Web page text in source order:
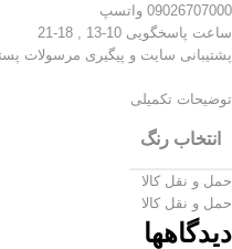
09026707000 واتسپ
ساعت پاسخگویی 10-13 , 18-21
پشتیبانی سایت و پیگیری مرسولات
توضیحات تکمیلی
انتخاب رنگ
حمل و نقل کالا
حمل و نقل کالا
دیدگاهها